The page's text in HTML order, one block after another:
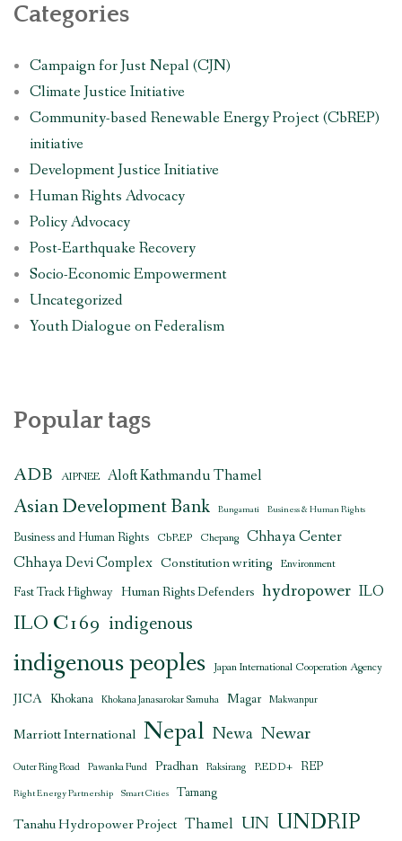
Categories
Campaign for Just Nepal (CJN)
Climate Justice Initiative
Community-based Renewable Energy Project (CbREP)
initiative
Development Justice Initiative
Human Rights Advocacy
Policy Advocacy
Post-Earthquake Recovery
Socio-Economic Empowerment
Uncategorized
Youth Dialogue on Federalism
Popular tags
ADB AIPNEE Aloft Kathmandu Thamel
Asian Development Bank Bungamati Business & Human Rights
Business and Human Rights CbREP Chepang Chhaya Center
Chhaya Devi Complex Constitution writing Environment
Fast Track Highway Human Rights Defenders hydropower ILO
ILO C169 indigenous
indigenous peoples Japan International Cooperation Agency
JICA Khokana Khokana Janasarokar Samuha Magar Makwanpur
Marriott International Nepal Newa Newar
Outer Ring Road Pawanka Fund Pradhan Raksirang REDD+ REP
Right Energy Partnership Smart Cities Tamang
Tanahu Hydropower Project Thamel UN UNDRIP